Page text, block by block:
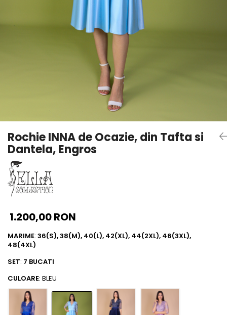
Rochie INNA de Ocazie, din Tafta si
Dantela, Engros
1.200,00 RON
MARIME: 36(S), 38(M), 40(L), 42(XL), 44(2XL), 46(3XL),
48(4XL)
SET: 7 BUCATI
CULOARE: BLEU